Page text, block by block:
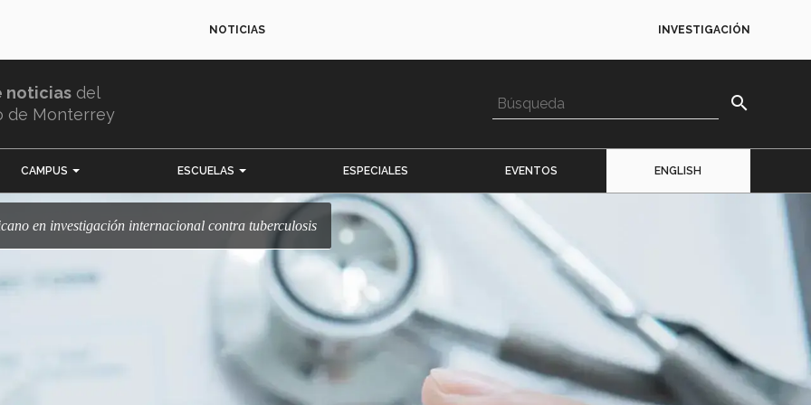
NOTICIAS INVESTIGACIÓN
noticias del
de Monterrey
search
CAMPUS ESCUELAS ESPECIALES EVENTOS ENGLISH
en investigación internacional contra tuberculosis